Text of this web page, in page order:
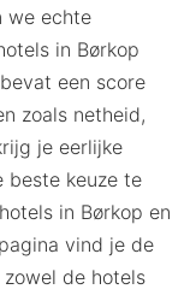
we echte
in Børkop
een score
zoals netheid,
je eerlijke
beste keuze te
in Børkop en
vind je de
de hotels